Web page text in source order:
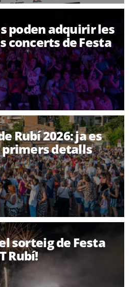
poden adquirir les
concerts de Festa
Rubí 2026: ja es
detalls
sorteig de Festa
Rubí!